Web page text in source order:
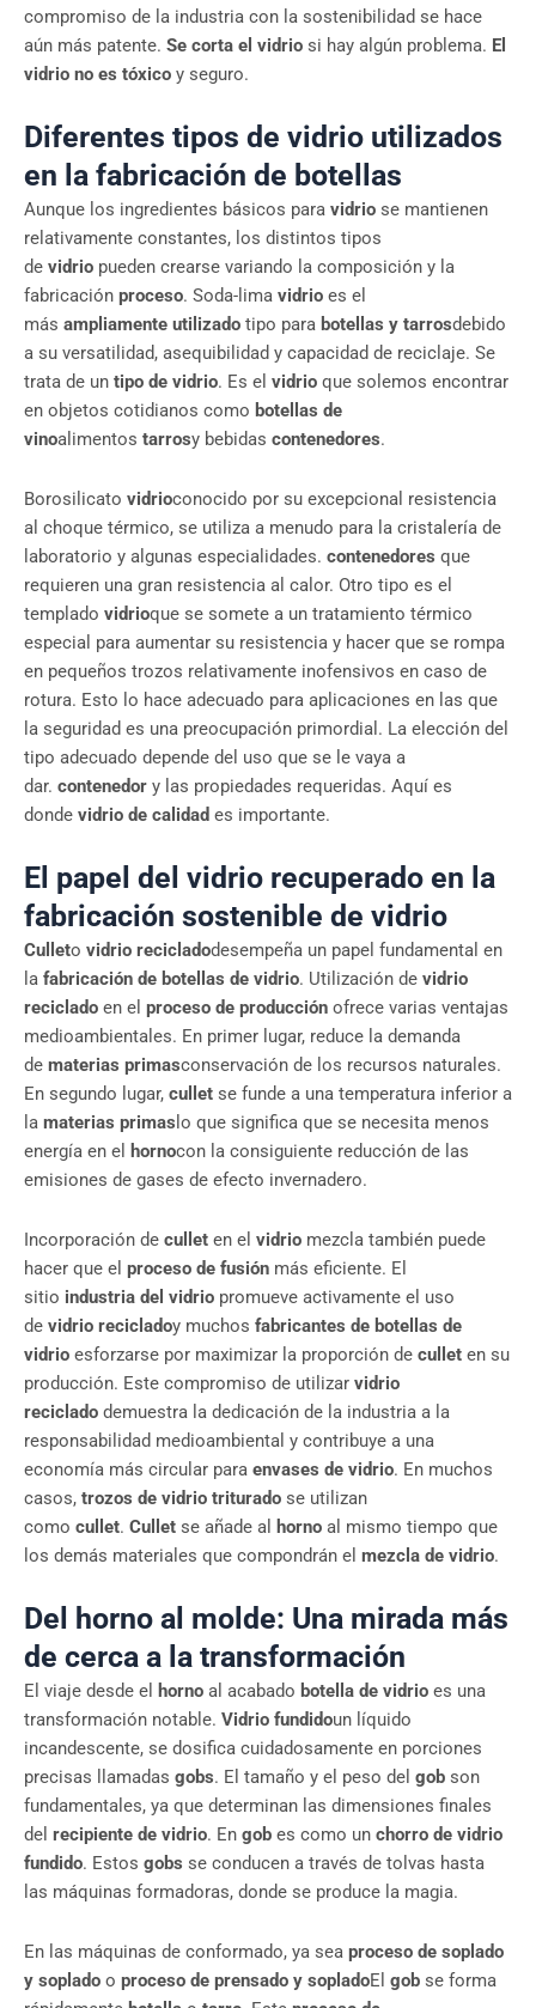
compromiso de la industria con la sostenibilidad se hace
aún más patente. Se corta el vidrio si hay algún problema. El
vidrio no es tóxico y seguro.
Diferentes tipos de vidrio utilizados
en la fabricación de botellas
Aunque los ingredientes básicos para vidrio se mantienen
relativamente constantes, los distintos tipos
de vidrio pueden crearse variando la composición y la
fabricación proceso. Soda-lima vidrio es el
más ampliamente utilizado tipo para botellas y tarrosdebido
a su versatilidad, asequibilidad y capacidad de reciclaje. Se
trata de un tipo de vidrio. Es el vidrio que solemos encontrar
en objetos cotidianos como botellas de
vinoalimentos tarrosy bebidas contenedores.
Borosilicato vidrioconocido por su excepcional resistencia
al choque térmico, se utiliza a menudo para la cristalería de
laboratorio y algunas especialidades. contenedores que
requieren una gran resistencia al calor. Otro tipo es el
templado vidrioque se somete a un tratamiento térmico
especial para aumentar su resistencia y hacer que se rompa
en pequeños trozos relativamente inofensivos en caso de
rotura. Esto lo hace adecuado para aplicaciones en las que
la seguridad es una preocupación primordial. La elección del
tipo adecuado depende del uso que se le vaya a
dar. contenedor y las propiedades requeridas. Aquí es
donde vidrio de calidad es importante.
El papel del vidrio recuperado en la
fabricación sostenible de vidrio
Culleto vidrio recicladodesempeña un papel fundamental en
la fabricación de botellas de vidrio. Utilización de vidrio
reciclado en el proceso de producción ofrece varias ventajas
medioambientales. En primer lugar, reduce la demanda
de materias primasconservación de los recursos naturales.
En segundo lugar, cullet se funde a una temperatura inferior a
la materias primas lo que significa que se necesita menos
energía en el
hornocon la consiguiente reducción de las
emisiones de gases de efecto invernadero.
Incorporación de cullet en el vidrio mezcla también puede
hacer que el proceso de fusión más eficiente. El
sitio industria del vidrio promueve activamente el uso
de vidrio recicladoy muchos fabricantes de botellas de
vidrio esforzarse por maximizar la proporción de cullet en su
producción. Este compromiso de utilizar vidrio
reciclado demuestra la dedicación de la industria a la
responsabilidad medioambiental y contribuye a una
economía más circular para envases de vidrio. En muchos
casos, trozos de vidrio triturado se utilizan
como cullet. Cullet se añade al horno al mismo tiempo que
los demás materiales que compondrán el mezcla de vidrio.
Del horno al molde: Una mirada más
de cerca a la transformación
El viaje desde el horno al acabado botella de vidrio es una
transformación notable. Vidrio fundidoun líquido
incandescente, se dosifica cuidadosamente en porciones
precisas llamadas gobs. El tamaño y el peso del gob son
fundamentales, ya que determinan las dimensiones finales
del recipiente de vidrio. En gob es como un chorro de vidrio
fundido. Estos gobs se conducen a través de tolvas hasta
las máquinas formadoras, donde se produce la magia.
En las máquinas de conformado, ya sea proceso de soplado
y soplado o proceso de prensado y sopladoEl gob se forma